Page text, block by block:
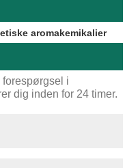
aromakemikalier
forespørgsel i
dig inden for 24 timer.